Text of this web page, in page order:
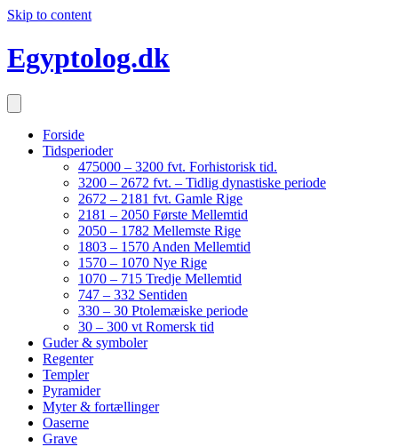
Skip to content
Egyptolog.dk
Forside
Tidsperioder
475000 – 3200 fvt. Forhistorisk tid.
3200 – 2672 fvt. – Tidlig dynastiske periode
2672 – 2181 fvt. Gamle Rige
2181 – 2050 Første Mellemtid
2050 – 1782 Mellemste Rige
1803 – 1570 Anden Mellemtid
1570 – 1070 Nye Rige
1070 – 715 Tredje Mellemtid
747 – 332 Sentiden
330 – 30 Ptolemæiske periode
30 – 300 vt Romersk tid
Guder & symboler
Regenter
Templer
Pyramider
Myter & fortællinger
Oaserne
Grave